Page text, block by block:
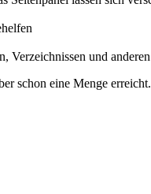
Verzeichnissen und
schon eine Menge